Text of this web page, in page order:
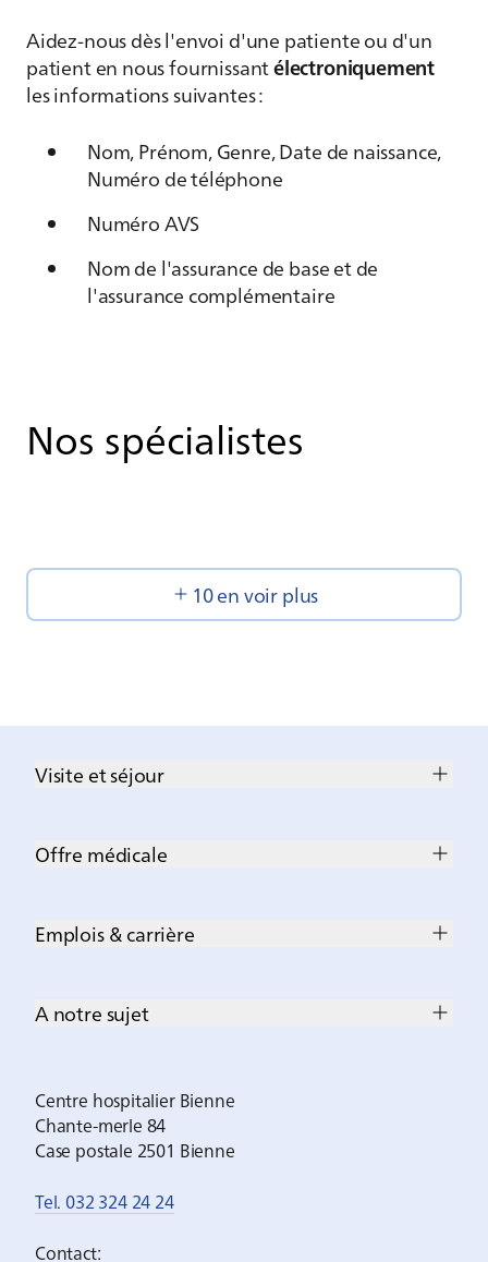
Aidez-nous dès l'envoi d'une patiente ou d'un
patient en nous fournissant électroniquement
les informations suivantes :
Nom, Prénom, Genre, Date de naissance,
Numéro de téléphone
Numéro AVS
Nom de l'assurance de base et de
l'assurance complémentaire
Nos spécialistes
10 en voir plus
Visite et séjour
Offre médicale
Emplois & carrière
A notre sujet
Centre hospitalier Bienne
Chante-merle 84
Case postale 2501 Bienne
Tel. 032 324 24 24
Contact: